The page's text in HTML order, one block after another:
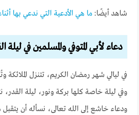
شاهد أيضًا: ما هي الأدعية التي ندعي بها
دعاء لأبي المتوفي والمسلمين في ليلة
في ليالي شهر رمضان الكريم، تتنزل الملائكة
وفي ليلة خاصة كلها بركة ونور، ليلة
ودعاء خاشع إلى الله تعالى، نسأله أن يتقبل